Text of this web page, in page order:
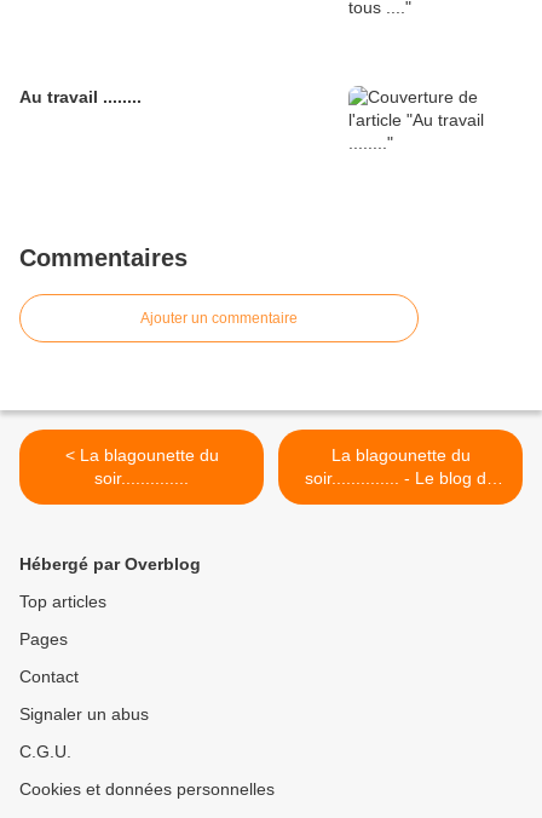
Au travail ........
Commentaires
Ajouter un commentaire
< La blagounette du
soir..............
La blagounette du
soir.............. - Le blog de
Papy-bougnat >
Hébergé par Overblog
Top articles
Pages
Contact
Signaler un abus
C.G.U.
Cookies et données personnelles